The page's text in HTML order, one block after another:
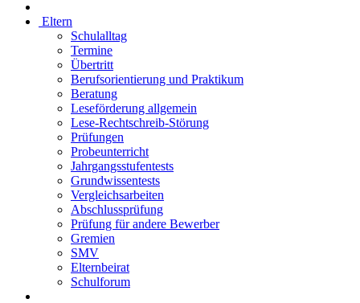
Eltern
Schulalltag
Termine
Übertritt
Berufsorientierung und Praktikum
Beratung
Leseförderung allgemein
Lese-Rechtschreib-Störung
Prüfungen
Probeunterricht
Jahrgangsstufentests
Grundwissentests
Vergleichsarbeiten
Abschlussprüfung
Prüfung für andere Bewerber
Gremien
SMV
Elternbeirat
Schulforum